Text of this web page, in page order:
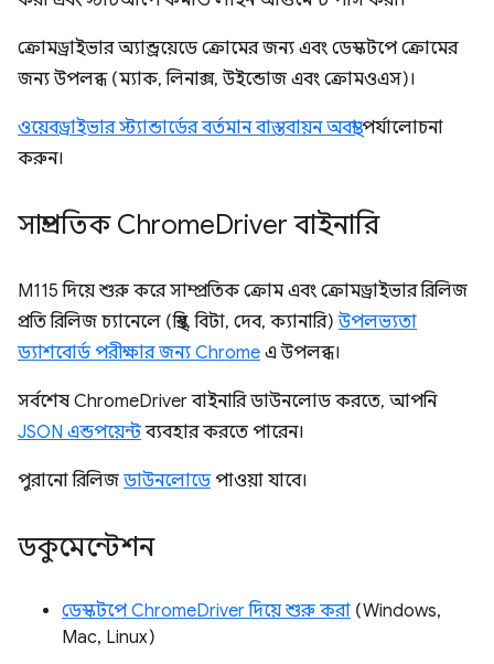
ক্রোমড্রাইভার অ্যান্ড্রয়েডে ক্রোমের জন্য এবং ডেস্কটপে ক্রোমের
জন্য উপলব্ধ (ম্যাক, লিনাক্স, উইন্ডোজ এবং ক্রোমওএস)।
ওয়েবড্রাইভার স্ট্যান্ডার্ডের বর্তমান বাস্তবায়ন অবস্থাপর্যালোচনা
করুন।
সাম্প্রতিক ChromeDriver বাইনারি
M115 দিয়ে শুরু করে সাম্প্রতিক ক্রোম এবং ক্রোমড্রাইভার রিলিজ
প্রতি রিলিজ চ্যানেলে (স্থির, বিটা, দেব, ক্যানারি)উপলভ্যতা
ড্যাশবোর্ড পরীক্ষার জন্য Chrome এ উপলব্ধ।
সর্বশেষ ChromeDriver বাইনারি ডাউনলোড করতে, আপনি
JSON এন্ডপয়েন্টব্যবহার করতে পারেন।
পুরানো রিলিজ ডাউনলোডেপাওয়া যাবে।
ডকুমেন্টেশন
ডেস্কটপে ChromeDriver দিয়ে শুরু করা (Windows,
Mac, Linux)